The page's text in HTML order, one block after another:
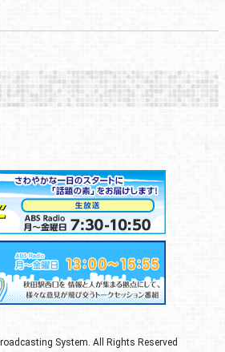
System. All Rights Reserved